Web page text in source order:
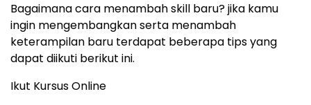
Bagaimana cara menambah skill baru? jika kamu
ingin mengembangkan serta menambah
keterampilan baru terdapat beberapa tips yang
dapat diikuti berikut ini.
Ikut Kursus Online